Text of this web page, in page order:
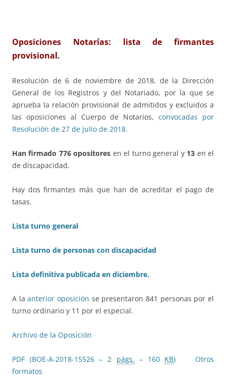
Oposiciones Notarías: lista de firmantes
provisional.
Resolución de 6 de noviembre de 2018, de la Dirección
General de los Registros y del Notariado, por la que se
aprueba la relación provisional de admitidos y excluidos a
las oposiciones al Cuerpo de Notarios,convocadas por
Resolución de 27 de julio de 2018.
Han firmado 776 opositores en el turno general y 13 en el
de discapacidad.
Hay dos firmantes más que han de acreditar el pago de
tasas.
Lista turno general
Lista turno de personas con discapacidad
Lista definitiva publicada en diciembre.
A laanterior oposición se presentaron 841 personas por el
turno ordinario y 11 por el especial.
Archivo de la Oposición
PDF (BOE-A-2018-15526 – 2 págs. – 160 KB)
Otros
formatos